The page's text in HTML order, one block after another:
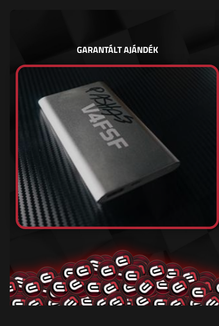
GARANTÁLT AJÁNDÉK